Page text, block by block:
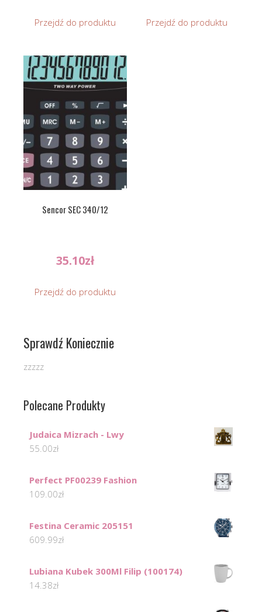
Przejdź do produktu Przejdź do produktu
Sencor SEC 340/12
35.10zł
Przejdź do produktu
Sprawdź Koniecznie
zzzzz
Polecane Produkty
Judaica Mizrach - Lwy
55.00zł
Perfect PF00239 Fashion
109.00zł
Festina Ceramic 205151
609.99zł
Lubiana Kubek 300Ml Filip (100174)
14.38zł